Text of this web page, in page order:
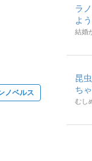
ノベルス
ラ
よ
結婚
昆
ち
むし